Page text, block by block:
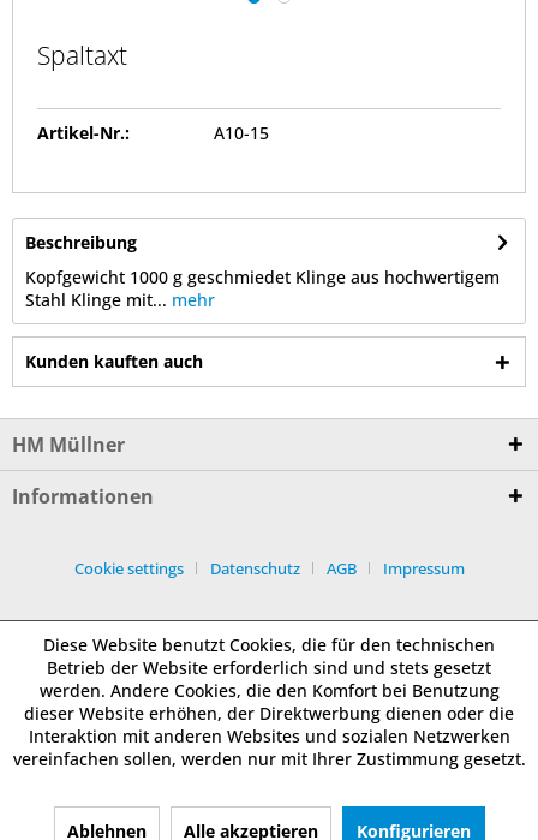
Spaltaxt
Artikel-Nr.: A10-15
Beschreibung
Kopfgewicht 1000 g geschmiedet Klinge aus hochwertigem
Stahl Klinge mit... mehr
Kunden kauften auch
HM Müllner
Informationen
Cookie settings Datenschutz AGB Impressum
Diese Website benutzt Cookies, die für den technischen
Betrieb der Website erforderlich sind und stets gesetzt
werden. Andere Cookies, die den Komfort bei Benutzung
dieser Website erhöhen, der Direktwerbung dienen oder die
Interaktion mit anderen Websites und sozialen Netzwerken
vereinfachen sollen, werden nur mit Ihrer Zustimmung gesetzt.
Ablehnen Alle akzeptieren Konfigurieren